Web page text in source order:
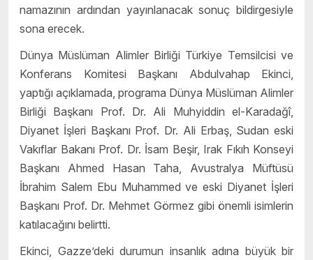
namazının ardından yayınlanacak sonuç bildirgesiyle
sona erecek.
Dünya Müslüman Alimler Birliği Türkiye Temsilcisi ve
Konferans Komitesi Başkanı Abdulvahap Ekinci,
yaptığı açıklamada, programa Dünya Müslüman Alimler
Birliği Başkanı Prof. Dr. Ali Muhyiddin el-Karadağî,
Diyanet İşleri Başkanı Prof. Dr. Ali Erbaş, Sudan eski
Vakıflar Bakanı Prof. Dr. İsam Beşir, Irak Fıkıh Konseyi
Başkanı Ahmed Hasan Taha, Avustralya Müftüsü
İbrahim Salem Ebu Muhammed ve eski Diyanet İşleri
Başkanı Prof. Dr. Mehmet Görmez gibi önemli isimlerin
katılacağını belirtti.
Ekinci, Gazze’deki durumun insanlık adına büyük bir